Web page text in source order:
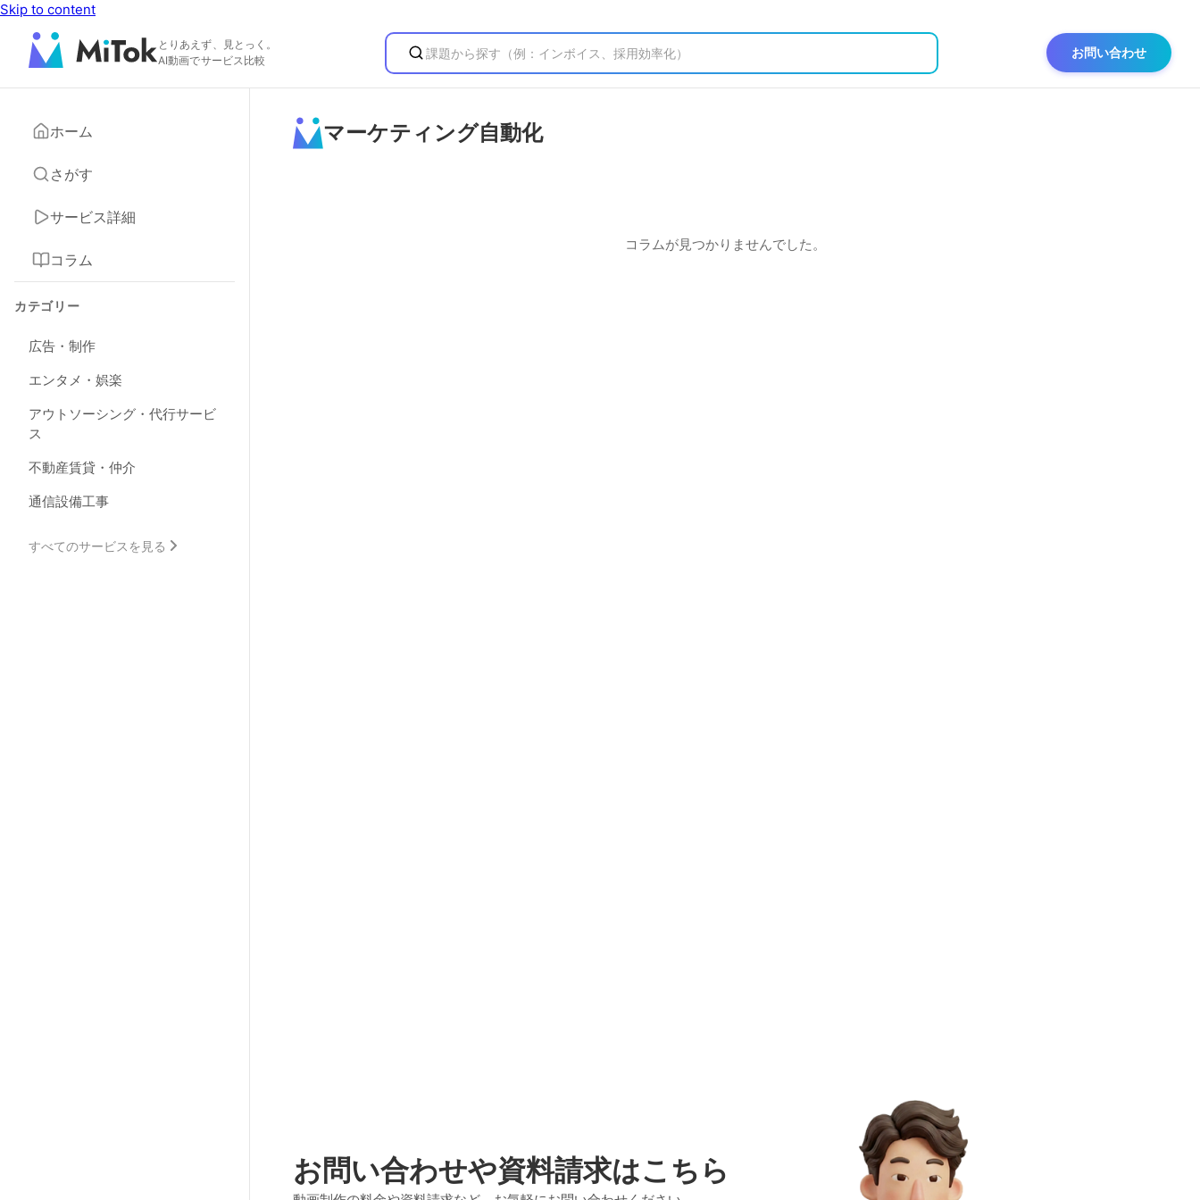
Skip to content
とりあえず、見とっく。
AI動画でサービス比較
お問い合わせ
ホーム
さがす
サービス詳細
コラム
カテゴリー
広告・制作
エンタメ・娯楽
アウトソーシング・代行サービ
ス
不動産賃貸・仲介
通信設備工事
すべてのサービスを見る
マーケティング自動化
コラムが見つかりませんでした。
お問い合わせや資料請求はこちら